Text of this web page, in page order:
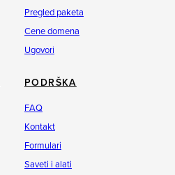
Pregled paketa
Cene domena
Ugovori
PODRŠKA
FAQ
Kontakt
Formulari
Saveti i alati